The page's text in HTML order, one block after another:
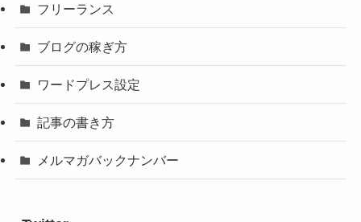
フリーランス
ブログの稼ぎ方
ワードプレス設定
記事の書き方
メルマガバックナンバー